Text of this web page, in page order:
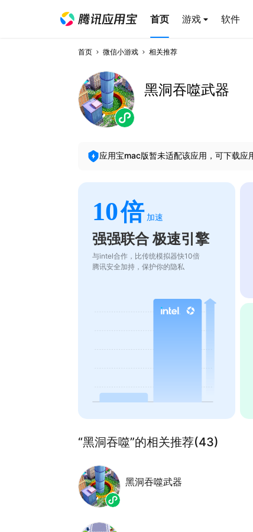
首页 游戏 软件
首页 微信小游戏 相关推荐
黑洞吞噬武器
应用宝mac版暂未适配该应用，可下载应
10倍 加速
强强联合 极速引擎
与intel合作，比传统模拟器快10倍
腾讯安全加持，保护你的隐私
“黑洞吞噬”的相关推荐(43)
黑洞吞噬武器